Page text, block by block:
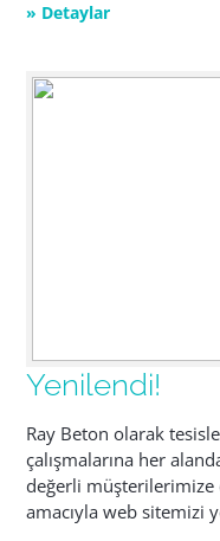
» Detaylar
Yenilendi!
Ray Beton olarak
çalışmalarına her
değerli
amacıyla web sitemizi